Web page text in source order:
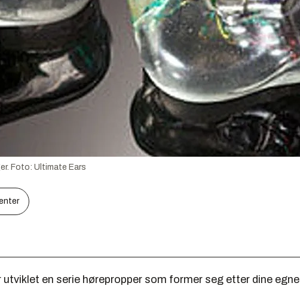
Foto: Ultimate Ears
en serie hørepropper som former seg etter dine egne